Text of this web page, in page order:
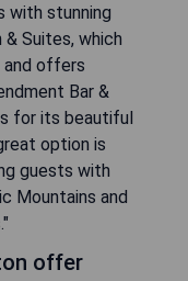
with stunning
Suites, which
offers
Bar &
for its beautiful
option is
guests with
Mountains and
offer